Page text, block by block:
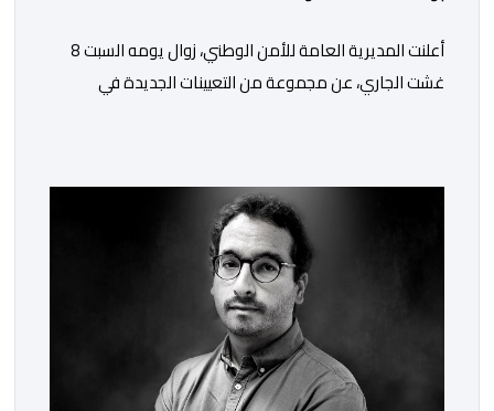
أعلنت المديرية العامة للأمن الوطني، زوال يومه السبت 8
غشت الجاري، عن مجموعة من التعيينات الجديدة في
والعيون والدار البيضاء وبني ملال وابن جرير وطنجة وأصيلة،
وذلك في إطار دينامية داخلية تهدف لضخ دماء جديدة
والاستعانة بكفاءات أمنية شابة ومتمرسة، […]